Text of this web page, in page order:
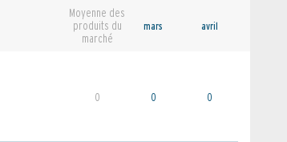
Moyenne des
produits du
marché
mars avril
0 0 0